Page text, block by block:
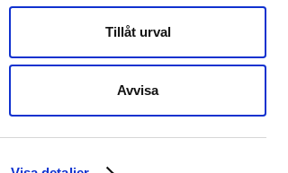
Tillåt urval
Avvisa